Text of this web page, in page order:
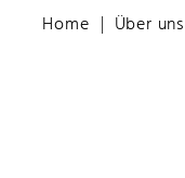
Home Über uns